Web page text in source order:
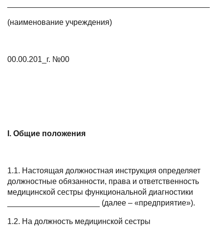
(наименование учреждения)
00.00.201_г. №00
I. Общие положения
1.1. Настоящая должностная инструкция определяет
должностные обязанности, права и ответственность
медицинской сестры функциональной диагностики
_____________________ (далее – «предприятие»).
1.2. На должность медицинской сестры